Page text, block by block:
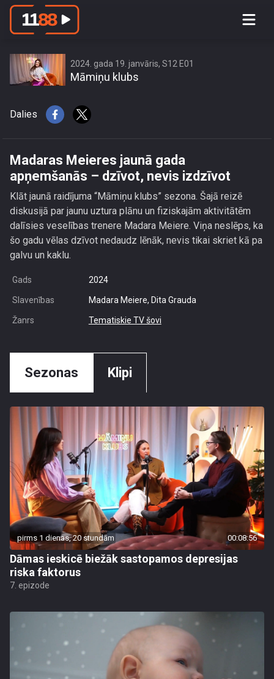
Madaras Meieres jaunā gada
2024. gada 19. janvāris, S12 E01
Māmiņu klubs
Dalies
Madaras Meieres jaunā gada
apņemšanās – dzīvot, nevis izdzīvot
Klāt jaunā raidījuma “Māmiņu klubs” sezona. Šajā reizē
diskusijā par jaunu uztura plānu un fiziskajām aktivitātēm
dalīsies veselības trenere Madara Meiere. Viņa neslēps, ka
šo gadu vēlas dzīvot nedaudz lēnāk, nevis tikai skriet kā pa
galvu un kaklu.
Gads 2024
Slavenības Madara Meiere, Dita Grauda
Žanrs Tematiskie TV šovi
Sezonas Klipi
pirms 1 dienas, 20 stundām 00:08:56
Dāmas ieskicē biežāk sastopamos depresijas
riska faktorus
7. epizode